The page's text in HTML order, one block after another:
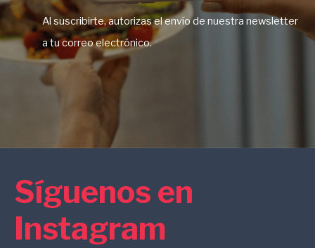
Al suscribirte, autorizas el envío de nuestra newsletter
a tu correo electrónico.
Síguenos en
Instagram